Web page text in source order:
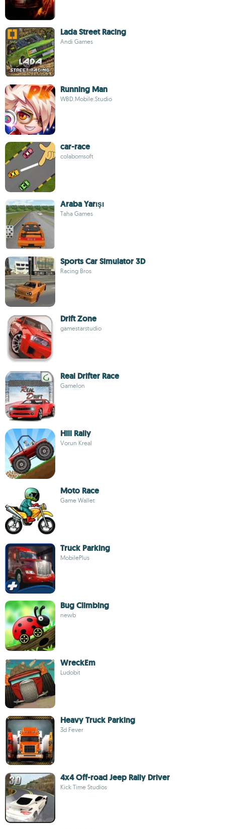
Lada Street Racing
Andi Games
Running Man
WBD.Mobile.Studio
car-race
colabomsoft
Araba Yarışı
Taha Games
Sports Car Simulator 3D
Racing Bros
Drift Zone
gamestarstudio
Real Drifter Race
Gamelon
Hill Rally
Vorun Kreal
Moto Race
Game Wallet
Truck Parking
MobilePlus
Bug Climbing
newb
WreckEm
Ludobit
Heavy Truck Parking
3d Fever
4x4 Off-road Jeep Rally Driver
Kick Time Studios